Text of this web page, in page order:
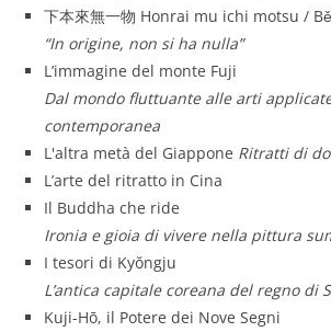
下本來無一物 Honrai mu ichi motsu /
“In origine, non si ha nulla”
L’immagine del monte Fuji
Dal mondo fluttuante alle arti
contemporanea
L'altra metà del Giappone Ritratti di
L’arte del ritratto in Cina
Il Buddha che ride
Ironia e gioia di vivere nella pittura
I tesori di Kyŏngju
L’antica capitale coreana del regno di
Kuji-Hō, il Potere dei Nove Segni